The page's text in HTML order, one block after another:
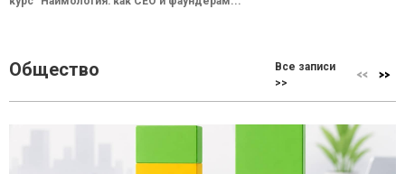
Общество
Все записи
>>